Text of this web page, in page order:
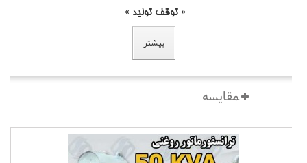
« توقف تولید »
بیشتر